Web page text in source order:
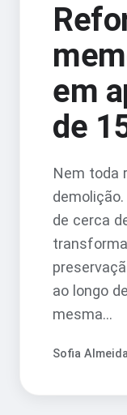
em
de
Nem toda
de cerca
ao longo
mesma...
Sofia